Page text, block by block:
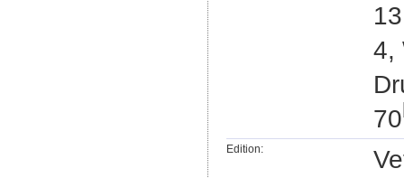
4,
70
Edition: